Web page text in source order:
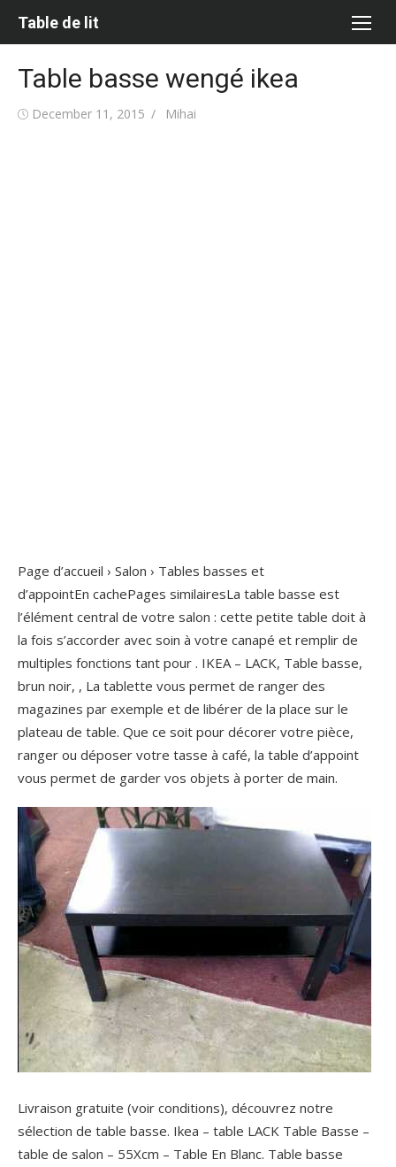
Table de lit
Table basse wengé ikea
Posted
December 11, 2015 Author
Mihai
Page d’accueil › Salon › Tables basses et
d’appointEn cachePages similairesLa table basse est
l’élément central de votre salon : cette petite table doit à
la fois s’accorder avec soin à votre canapé et remplir de
multiples fonctions tant pour . IKEA – LACK, Table basse,
brun noir, , La tablette vous permet de ranger des
magazines par exemple et de libérer de la place sur le
plateau de table. Que ce soit pour décorer votre pièce,
ranger ou déposer votre tasse à café, la table d’appoint
vous permet de garder vos objets à porter de main.
Livraison gratuite (voir conditions), découvrez notre
sélection de table basse. Ikea – table LACK Table Basse –
table de salon – 55Xcm – Table En Blanc. Table basse